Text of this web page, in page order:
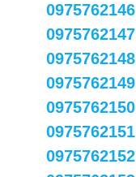
0975762146
0975762147
0975762148
0975762149
0975762150
0975762151
0975762152